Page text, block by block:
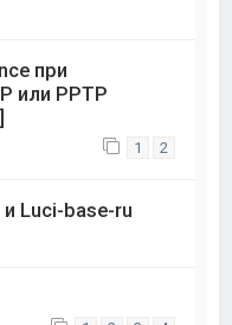
при
или PPTP
1 2
и Luci-base-ru